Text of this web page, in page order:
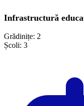
Infrastructură
Grădinițe: 2
Școli: 3